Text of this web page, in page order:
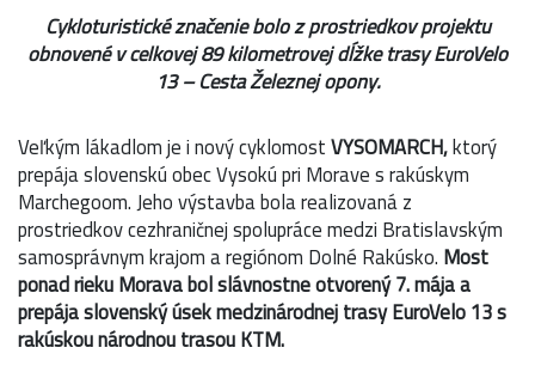
Cykloturistické značenie bolo z prostriedkov projektu
obnovené v celkovej 89 kilometrovej dĺžke trasy EuroVelo
13 – Cesta Železnej opony.
Veľkým lákadlom je i nový cyklomostVYSOMARCH,ktorý
prepája slovenskú obec Vysokú pri Morave s rakúskym
Marchegoom. Jeho výstavba bola realizovaná z
prostriedkov cezhraničnej spolupráce medzi Bratislavským
samosprávnym krajom a regiónom Dolné Rakúsko.Most
ponad rieku Morava bol slávnostne otvorený 7. mája a
prepája slovenský úsek medzinárodnej trasy EuroVelo 13 s
rakúskou národnou trasou KTM.